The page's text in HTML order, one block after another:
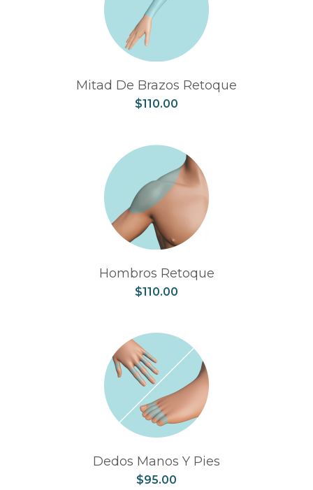
Mitad De Brazos Retoque
$110.00
Hombros Retoque
$110.00
Dedos Manos Y Pies
$95.00